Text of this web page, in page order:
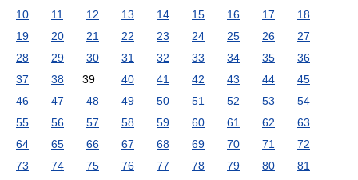
10
11 12 13 14 15 16 17
18
19
20 21 22 23 24 25 26
27
28
29 30 31 32 33 34 35
36
37
38 39 40 41 42 43 44
45
46
47 48 49 50 51 52 53
54
55
56 57 58 59 60 61 62
63
64
65 66 67 68 69 70 71
72
73
74 75 76 77 78 79 80
81